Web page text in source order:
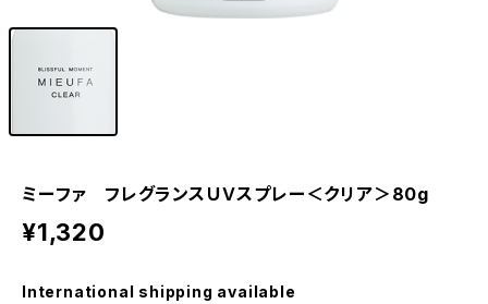
ミーファ フレグランスＵＶスプレー＜クリア＞80g
¥1,320
International shipping available